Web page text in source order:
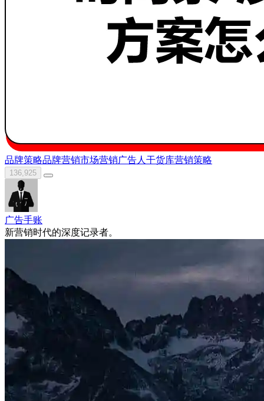
品牌策略品牌营销市场营销广告人干货库营销策略
136,925
广告手账
新营销时代的深度记录者。